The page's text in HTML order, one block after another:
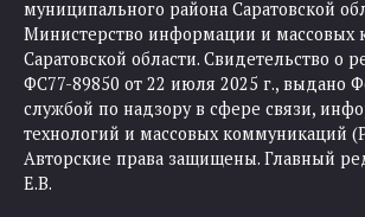
муниципального района Саратовской
Министерство информации и массовых
Саратовской области. Свидетельство о
ФС77-89850 от 22 июля 2025 г., выдано
службой по надзору в сфере связи,
технологий и массовых коммуникаций
Авторские права защищены. Главный
Е.В.